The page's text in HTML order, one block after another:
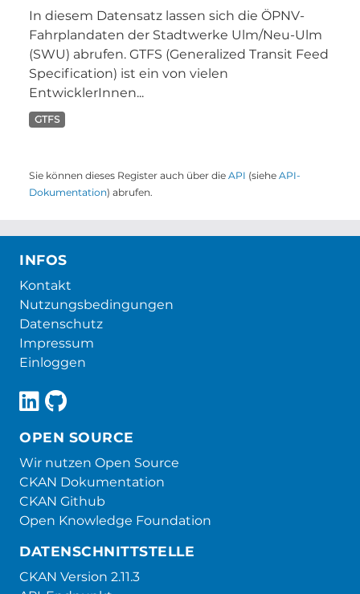
In diesem Datensatz lassen sich die ÖPNV-
Fahrplandaten der Stadtwerke Ulm/Neu-Ulm
(SWU) abrufen. GTFS (Generalized Transit Feed
Specification) ist ein von vielen
EntwicklerInnen...
GTFS
Sie können dieses Register auch über die API (siehe API-
Dokumentation) abrufen.
INFOS
Kontakt
Nutzungsbedingungen
Datenschutz
Impressum
Einloggen
OPEN SOURCE
Wir nutzen Open Source
CKAN Dokumentation
CKAN Github
Open Knowledge Foundation
DATENSCHNITTSTELLE
CKAN Version 2.11.3